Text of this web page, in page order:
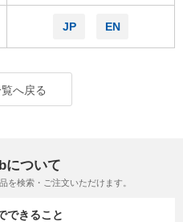
JP EN
へ戻る
について
を検索・ご注文いただけます。
できること